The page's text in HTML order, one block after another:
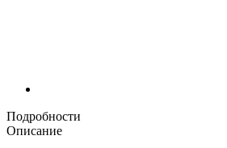
Подробности
Описание